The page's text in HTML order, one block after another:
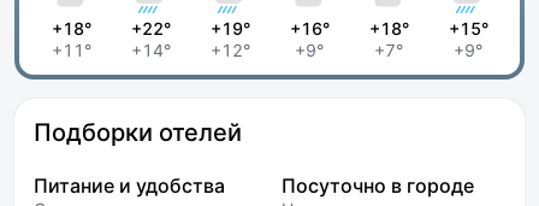
+18°
+11°
+22°
+14°
+19°
+12°
+16°
+9°
+18°
+7°
+15°
+9°
Подборки отелей
Питание и удобства Посуточно в городе